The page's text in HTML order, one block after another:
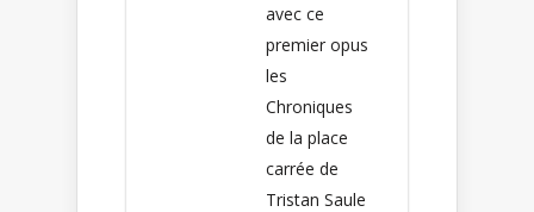
avec ce
premier opus
les
Chroniques
de la place
carrée de
Tristan Saule